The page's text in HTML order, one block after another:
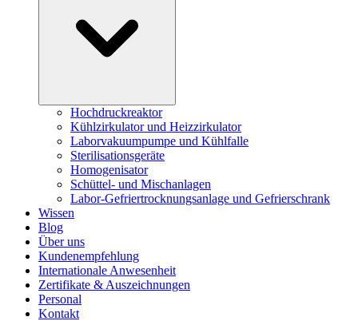
Hochdruckreaktor
Kühlzirkulator und Heizzirkulator
Laborvakuumpumpe und Kühlfalle
Sterilisationsgeräte
Homogenisator
Schüttel- und Mischanlagen
Labor-Gefriertrocknungsanlage und Gefrierschrank
Wissen
Blog
Über uns
Kundenempfehlung
Internationale Anwesenheit
Zertifikate & Auszeichnungen
Personal
Kontakt